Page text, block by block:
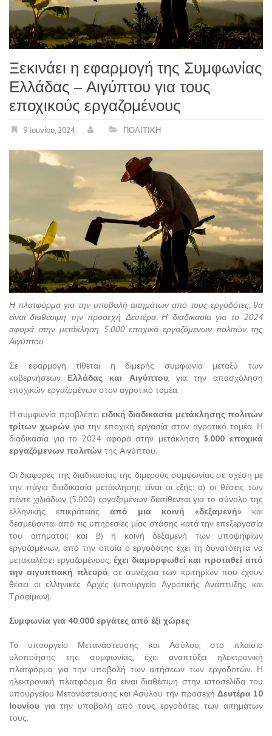
Ξεκινάει η εφαρμογή της Συμφωνίας
Ελλάδας – Αιγύπτου για τους
εποχικούς εργαζομένους
9 Ιουνίου, 2024 ΠΟΛΙΤΙΚΗ
Η πλατφόρμα για την υποβολή αιτημάτων από τους εργοδότες, θα
είναι διαθέσιμη την προσεχή Δευτέρα. Η διαδικασία για το 2024
αφορά στην μετάκληση 5.000 εποχικά εργαζόμενων πολιτών της
Αιγύπτου
Σε εφαρμογή τίθεται η διμερής συμφωνία μεταξύ των
κυβερνήσεων Ελλάδας και Αιγύπτου, για την απασχόληση
εποχικών εργαζομένων στον αγροτικό τομέα.
Η συμφωνία προβλέπει ειδική διαδικασία μετάκλησης πολιτών
τρίτων χωρών για την εποχική εργασία στον αγροτικό τομέα. Η
διαδικασία για το 2024 αφορά στην μετάκληση 5.000 εποχικά
εργαζόμενων πολιτών της Αιγύπτου.
Οι διαφορές της διαδικασίας της διμερούς συμφωνίας σε σχέση με
την πάγια διαδικασία μετάκλησης είναι οι εξής: α) οι θέσεις των
πέντε χιλιάδων (5.000) εργαζομένων διατίθενται για το σύνολο της
ελληνικής επικράτειας από μια κοινή «δεξαμενή» και
δεσμεύονται από τις υπηρεσίες μίας στάσης κατά την επεξεργασία
του αιτήματος και β) η κοινή δεξαμενή των υποψηφίων
εργαζομένων, από την οποία ο εργοδότης έχει τη δυνατότητα να
μετακαλέσει εργαζομένους, έχει διαμορφωθεί και προταθεί από
την αιγυπτιακή πλευρά, σε συνέχεια των κριτηρίων που έχουν
θέσει οι ελληνικές Αρχές (υπουργείο Αγροτικής Ανάπτυξης και
Τροφίμων).
Συμφωνία για 40.000 εργάτες από έξι χώρες
Το υπουργείο Μετανάστευσης και Ασύλου, στο πλαίσιο
υλοποίησης της συμφωνίας, έχει αναπτύξει ηλεκτρονική
πλατφόρμα για την υποβολή των αιτήσεων των εργοδοτών. Η
ηλεκτρονική πλατφόρμα θα είναι διαθέσιμη στην ιστοσελίδα του
υπουργείου Μετανάστευσης και Ασύλου την προσεχή Δευτέρα 10
Ιουνίου για την υποβολή από τους εργοδότες των αιτημάτων
τους.